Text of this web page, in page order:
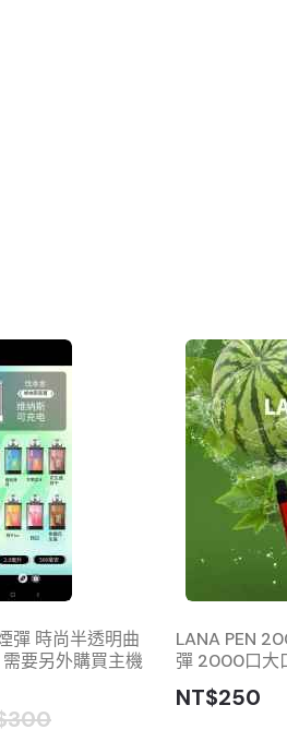
彈 時尚半透明曲
要另外購買主機
LANA PEN
彈 2000口大
NT$250